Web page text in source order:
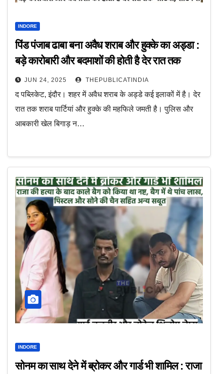
INDORE
पिंड पंजाब ढाबा बना अवैध शराब और हुक्के का अड्डा :
बड़े कारोबारी और बदमाशों की होती है देर रात तक
पार्टियां, सेटिंग से चल रहा खेल
JUN 24, 2025 THEPUBLICATINDIA
द पब्लिकेट, इंदौर। शहर में अवैध शराब के अड्डे कई इलाकों में है। देर
रात तक शराब पार्टियां और हुक्के की महफिले जमती है। पुलिस और
आबकारी खेल बिगाड़ न…
INDORE
सोनम का साथ देने में ब्रोकर और गार्ड भी शामिल : राजा